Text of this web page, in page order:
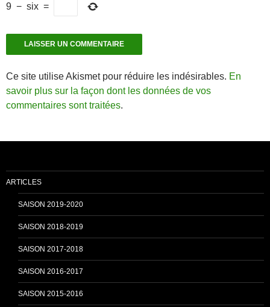
9 − six =
Ce site utilise Akismet pour réduire les indésirables. En
savoir plus sur la façon dont les données de vos
commentaires sont traitées.
ARTICLES
SAISON 2019-2020
SAISON 2018-2019
SAISON 2017-2018
SAISON 2016-2017
SAISON 2015-2016